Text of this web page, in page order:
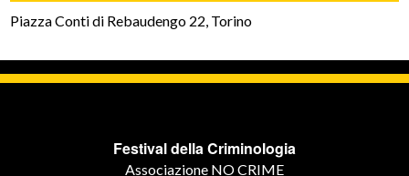
Piazza Conti di Rebaudengo 22, Torino
Festival della Criminologia
Associazione NO CRIME